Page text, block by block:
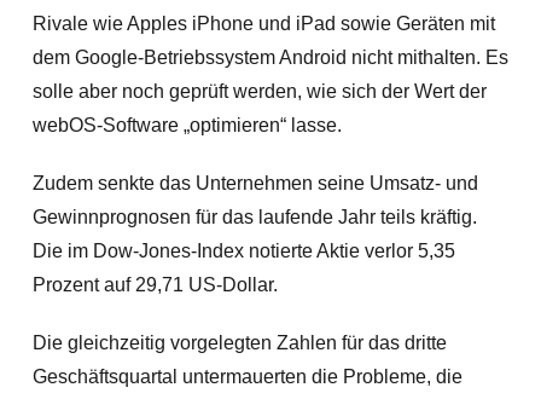
Rivale wie Apples iPhone und iPad sowie Geräten mit
dem Google-Betriebssystem Android nicht mithalten. Es
solle aber noch geprüft werden, wie sich der Wert der
webOS-Software „optimieren“ lasse.
Zudem senkte das Unternehmen seine Umsatz- und
Gewinnprognosen für das laufende Jahr teils kräftig.
Die im Dow-Jones-Index notierte Aktie verlor 5,35
Prozent auf 29,71 US-Dollar.
Die gleichzeitig vorgelegten Zahlen für das dritte
Geschäftsquartal untermauerten die Probleme, die